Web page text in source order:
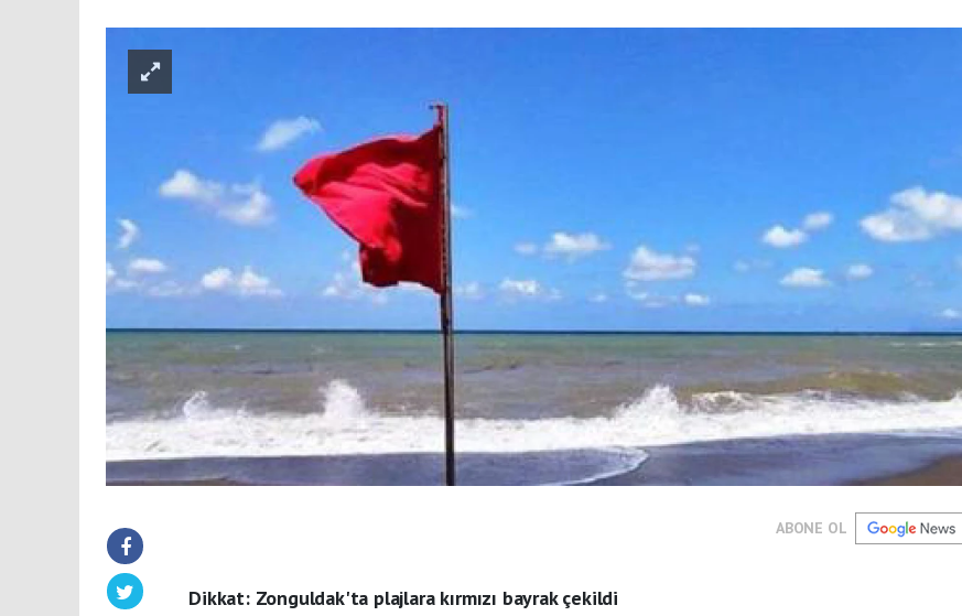
ABONE OL
Dikkat: Zonguldak'ta plajlara kırmızı bayrak çekildi